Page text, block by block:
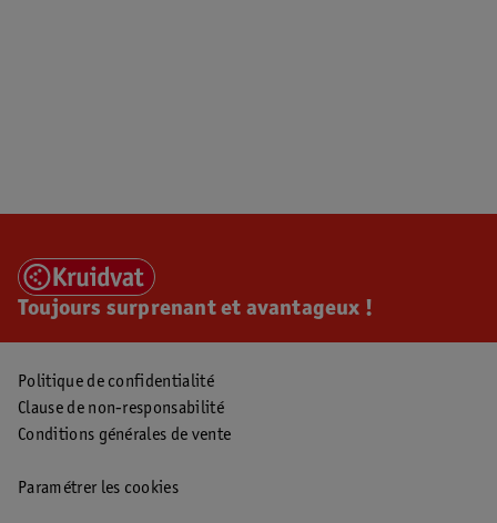
Toujours surprenant et avantageux !
Politique de confidentialité
Clause de non-responsabilité
Conditions générales de vente
Paramétrer les cookies